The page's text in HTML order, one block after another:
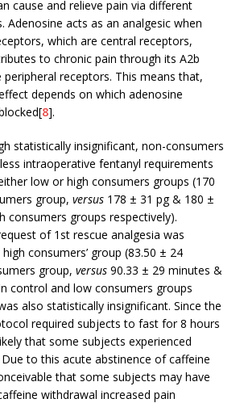
cause and relieve pain via different
Adenosine acts as an analgesic when
which are central receptors,
to chronic pain through its A2b
receptors. This means that,
depends on which adenosine
8].
statistically insignificant, non-consumers
intraoperative fentanyl requirements
low or high consumers groups (170
group, versus 178 ± 31 pg & 180 ±
consumers groups respectively).
of 1st rescue analgesia was
consumers’ group (83.50 ± 24
group, versus 90.33 ± 29 minutes &
control and low consumers groups
also statistically insignificant. Since the
required subjects to fast for 8 hours
that some subjects experienced
to this acute abstinence of caffeine
that some subjects may have
withdrawal increased pain